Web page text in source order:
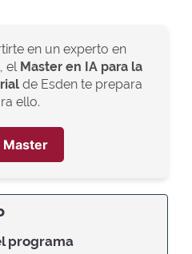
en un experto en
el Master en IA para la
de Esden te prepara
ello.
Master
programa